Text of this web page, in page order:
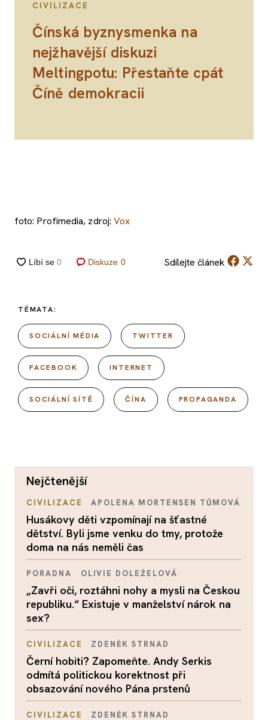
CIVILIZACE
Čínská byznysmenka na
nejžhavější diskuzi
Meltingpotu: Přestaňte cpát
Číně demokracii
foto: Profimedia, zdroj:Vox
Diskuze 0 Sdílejte článek
TÉMATA:
SOCIÁLNÍ MÉDIA TWITTER
FACEBOOK INTERNET
SOCIÁLNÍ SÍTĚ ČÍNA PROPAGANDA
nejčtenější
CIVILIZACE APOLENA MORTENSEN TŮMOVÁ
Husákovy děti vzpomínají na šťastné
dětství. Byli jsme venku do tmy, protože
doma na nás neměli čas
PORADNA OLIVIE DOLEŽELOVÁ
„Zavři oči, roztáhni nohy a mysli na Českou
republiku.“ Existuje v manželství nárok na
sex?
CIVILIZACE ZDENĚK STRNAD
Černí hobiti? Zapomeňte. Andy Serkis
odmítá politickou korektnost při
obsazování nového Pána prstenů
CIVILIZACE ZDENĚK STRNAD